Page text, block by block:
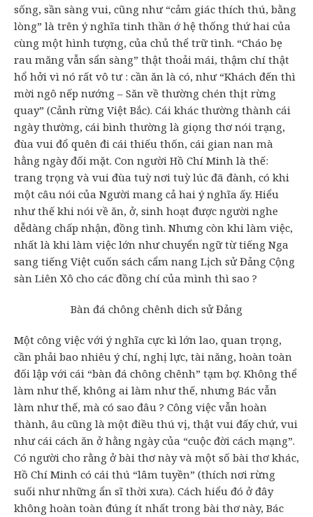
sống, sần sàng vui, cũng như “cảm giác thích thú, bằng
lòng” là trên ý nghĩa tinh thần ớ hệ thống thứ hai của
cùng một hình tượng, của chủ thể trữ tình. “Cháo bẹ
rau măng vẫn sẩn sàng” thật thoải mái, thậm chí thật
hổ hởi vì nó rất vô tư : cần ăn là có, như “Khách đến thì
mời ngô nếp nướng – Săn về thường chén thịt rừng
quay” (Cảnh rừng Việt Bắc). Cái khác thường thành cái
ngày thường, cái bình thường là giọng thơ nói trạng,
đùa vui đổ quên đi cái thiếu thốn, cái gian nan mà
hằng ngày đối mặt. Con người Hồ Chí Minh là thế:
trang trọng và vui đùa tuỳ nơi tuỳ lúc đã đành, có khi
một câu nói của Người mang cả hai ý nghĩa ấy. Hiểu
như thế khi nói về ăn, ở, sinh hoạt được người nghe
dễdàng chấp nhận, đồng tình. Nhưng còn khi làm việc,
nhất là khi làm việc lớn như chuyển ngữ từ tiếng Nga
sang tiếng Việt cuốn sách cẩm nang Lịch sử Đảng Cộng
sàn Liên Xô cho các đồng chí của mình thì sao ?
Bàn đá chông chênh dich sử Đảng
Một công việc với ý nghĩa cực kì lớn lao, quan trọng,
cần phải bao nhiêu ý chí, nghị lực, tài năng, hoàn toàn
đối lập với cái “bàn đá chông chênh” tạm bợ. Không thể
làm như thế, không ai làm như thế, nhưng Bác vẫn
làm như thế, mà có sao đâu ? Công việc vẫn hoàn
thành, âu cũng là một điều thú vị, thật vui đấy chứ, vui
như cái cách ăn ở hằng ngày của “cuộc đời cách mạng”.
Có người cho rằng ở bài thơ này và một số bài thơ khác,
Hồ Chí Minh có cái thú “lâm tuyền” (thích nơi rừng
suối như những ẩn sĩ thời xưa). Cách hiểu đó ở đây
không hoàn toàn đúng ít nhất trong bài thơ này, Bác